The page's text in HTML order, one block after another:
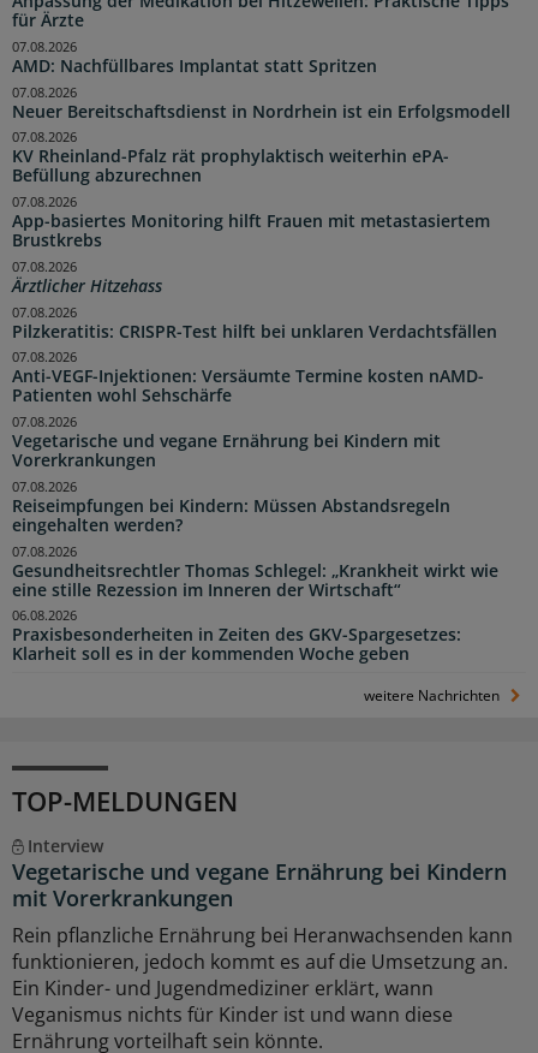
für Ärzte
AMD: Nachfüllbares Implantat statt Spritzen
07.08.2026
Neuer Bereitschaftsdienst in Nordrhein ist ein Erfolgsmodell
07.08.2026
KV Rheinland-Pfalz rät prophylaktisch weiterhin ePA-
Befüllung abzurechnen
07.08.2026
App-basiertes Monitoring hilft Frauen mit metastasiertem
Brustkrebs
07.08.2026
Ärztlicher Hitzehass
07.08.2026
Pilzkeratitis: CRISPR-Test hilft bei unklaren Verdachtsfällen
07.08.2026
Anti-VEGF-Injektionen: Versäumte Termine kosten nAMD-
Patienten wohl Sehschärfe
07.08.2026
Vegetarische und vegane Ernährung bei Kindern mit
Vorerkrankungen
07.08.2026
Reiseimpfungen bei Kindern: Müssen Abstandsregeln
eingehalten werden?
07.08.2026
Gesundheitsrechtler Thomas Schlegel: „Krankheit wirkt wie
eine stille Rezession im Inneren der Wirtschaft“
07.08.2026
Praxisbesonderheiten in Zeiten des GKV-Spargesetzes:
Klarheit soll es in der kommenden Woche geben
06.08.2026
weitere Nachrichten
TOP-MELDUNGEN
Interview
Vegetarische und vegane Ernährung bei Kindern
mit Vorerkrankungen
Rein pflanzliche Ernährung bei Heranwachsenden kann
funktionieren, jedoch kommt es auf die Umsetzung an.
Ein Kinder- und Jugendmediziner erklärt, wann
Veganismus nichts für Kinder ist und wann diese
Ernährung vorteilhaft sein könnte.